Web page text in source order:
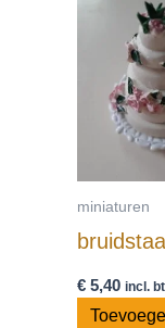
miniaturen
€ 5,40 incl.